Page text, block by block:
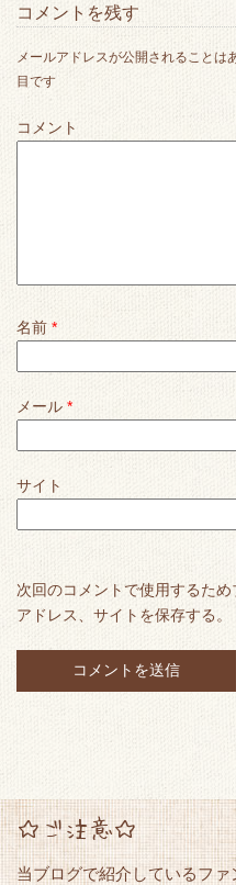
コメントを残す
メールアドレスが公開されることは
目です
コメント
名前 *
メール *
サイト
次回のコメントで使用するた
アドレス、サイトを保存する。
☆ご注意☆
当ブログで紹介しているフ